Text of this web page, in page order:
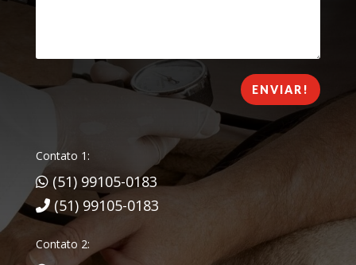
ENVIAR!
Contato 1:
(51) 99105-0183
(51) 99105-0183
Contato 2: